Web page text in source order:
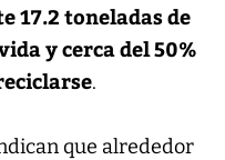
17.2 toneladas de
y cerca del 50%
.
que alrededor